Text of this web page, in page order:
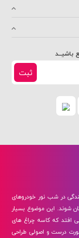
باشیــد
ثبت
در شب نور خودروهای
شوند. این موضوع بسیار
افتد که کاسه چراغ‌ های
درست و اصولی طراحی